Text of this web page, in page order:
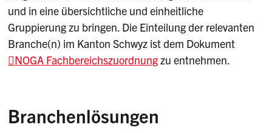
und in eine übersichtliche und einheitliche
Gruppierung zu bringen. Die Einteilung der relevanten
Branche(n) im Kanton Schwyz ist dem Dokument
NOGA Fachbereichszuordnungzu entnehmen.
Branchenlösungen